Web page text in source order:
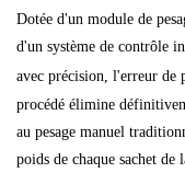
Dotée d'un module de
d'un système de contrôle
avec précision, l'erreur de
procédé élimine
au pesage manuel
poids de chaque sachet